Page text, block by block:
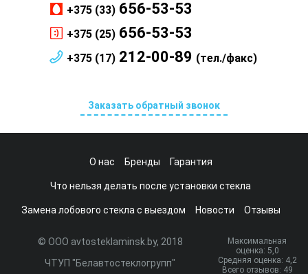
+375 (33) 656-53-53
+375 (25) 656-53-53
+375 (17) 212-00-89 (тел./факс)
Заказать обратный звонок
О нас Бренды Гарантия
Что нельзя делать после установки стекла
Замена лобового стекла с выездом Новости Отзывы
© ООО avtosteklaminsk.by, 2018
ЧТУП "Белавтостеклогрупп"
Максимальная
оценка: 5,0
Средняя оценка: 4,2
Всего отзывов: 49